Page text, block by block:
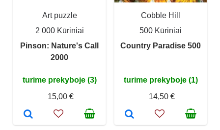
Art puzzle
2 000 Kūriniai
Pinson: Nature's Call
2000
turime prekyboje (3)
15,00 €
Cobble Hill
500 Kūriniai
Country Paradise 500
turime prekyboje (1)
14,50 €